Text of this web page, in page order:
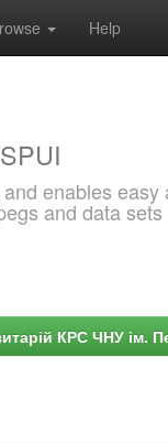
Help
enables
and data sets
КРС ЧНУ ім.